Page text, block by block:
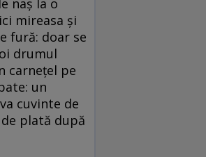
naş la o
mireasa şi
fură: doar se
drumul
carneţel pe
un
cuvinte de
plată după